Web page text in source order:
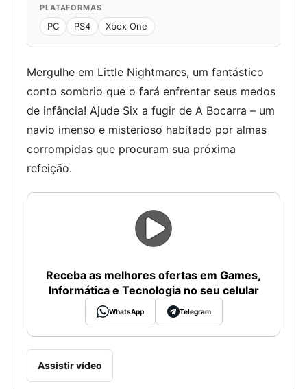
PLATAFORMAS
PC PS4 Xbox One
Mergulhe em Little Nightmares, um fantástico
conto sombrio que o fará enfrentar seus medos
de infância! Ajude Six a fugir de A Bocarra – um
navio imenso e misterioso habitado por almas
corrompidas que procuram sua próxima
refeição.
Receba as melhores ofertas em Games,
Informática e Tecnologia no seu celular
WhatsApp Telegram
Assistir vídeo